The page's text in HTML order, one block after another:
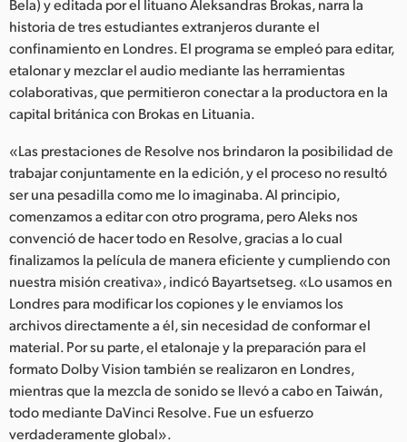
Bela) y editada por el lituano Aleksandras Brokas, narra la
historia de tres estudiantes extranjeros durante el
confinamiento en Londres. El programa se empleó para editar,
etalonar y mezclar el audio mediante las herramientas
colaborativas, que permitieron conectar a la productora en la
capital británica con Brokas en Lituania.
«Las prestaciones de Resolve nos brindaron la posibilidad de
trabajar conjuntamente en la edición, y el proceso no resultó
ser una pesadilla como me lo imaginaba. Al principio,
comenzamos a editar con otro programa, pero Aleks nos
convenció de hacer todo en Resolve, gracias a lo cual
finalizamos la película de manera eficiente y cumpliendo con
nuestra misión creativa», indicó Bayartsetseg. «Lo usamos en
Londres para modificar los copiones y le enviamos los
archivos directamente a él, sin necesidad de conformar el
material. Por su parte, el etalonaje y la preparación para el
formato Dolby Vision también se realizaron en Londres,
mientras que la mezcla de sonido se llevó a cabo en Taiwán,
todo mediante DaVinci Resolve. Fue un esfuerzo
verdaderamente global».